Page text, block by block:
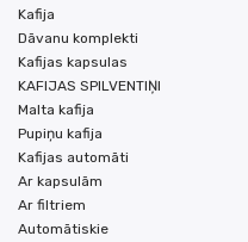
Kafija
Dāvanu komplekti
Kafijas kapsulas
KAFIJAS SPILVENTIŅI
Malta kafija
Pupiņu kafija
Kafijas automāti
Ar kapsulām
Ar filtriem
Automātiskie